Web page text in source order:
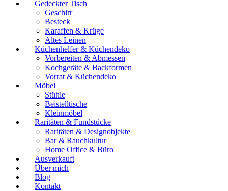
Gedeckter Tisch
Geschirr
Besteck
Karaffen & Krüge
Altes Leinen
Küchenhelfer & Küchendeko
Vorbereiten & Abmessen
Kochgeräte & Backformen
Vorrat & Küchendeko
Möbel
Stühle
Beistelltische
Kleinmöbel
Raritäten & Fundstücke
Raritäten & Designobjekte
Bar & Rauchkultur
Home Office & Büro
Ausverkauft
Über mich
Blog
Kontakt